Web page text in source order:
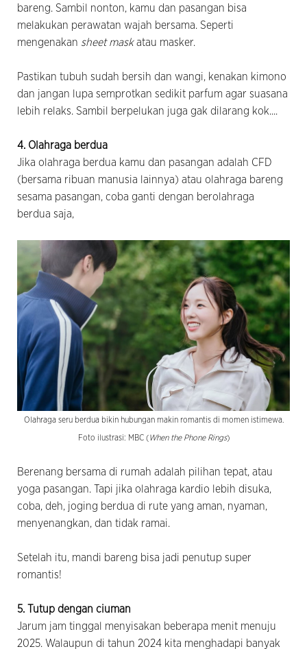
bareng. Sambil nonton, kamu dan pasangan bisa
melakukan perawatan wajah bersama. Seperti
mengenakan sheet maskatau masker.
Pastikan tubuh sudah bersih dan wangi, kenakan kimono
dan jangan lupa semprotkan sedikit parfum agar suasana
lebih relaks. Sambil berpelukan juga gak dilarang kok....
4. Olahraga berdua
Jika olahraga berdua kamu dan pasangan adalah CFD
(bersama ribuan manusia lainnya) atau olahraga bareng
sesama pasangan, coba ganti dengan berolahraga
berdua saja,
Olahraga seru berdua bikin hubungan makin romantis di momen istimewa.
Foto ilustrasi: MBC (When the Phone Rings)
Berenang bersama di rumah adalah pilihan tepat, atau
yoga pasangan. Tapi jika olahraga kardio lebih disuka,
coba, deh, joging berdua di rute yang aman, nyaman,
menyenangkan, dan tidak ramai.
Setelah itu, mandi bareng bisa jadi penutup super
romantis!
5. Tutup dengan ciuman
Jarum jam tinggal menyisakan beberapa menit menuju
2025. Walaupun di tahun 2024 kita menghadapi banyak